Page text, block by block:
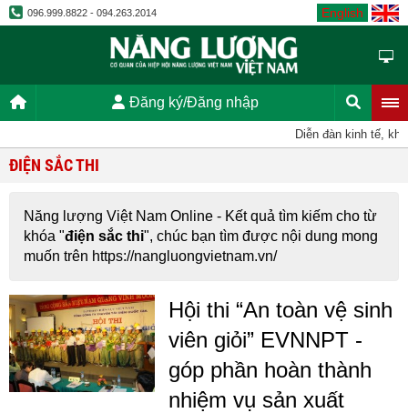
096.999.8822 - 094.263.2014 English
Đăng ký/Đăng nhập
Diễn đàn kinh tế,
ĐIỆN SẮC THI
Năng lượng Việt Nam Online - Kết quả tìm kiếm cho từ
khóa "điện sắc thi", chúc bạn tìm được nội dung mong
muốn trên https://nangluongvietnam.vn/
Hội thi “An toàn vệ sinh
viên giỏi” EVNNPT -
góp phần hoàn thành
nhiệm vụ sản xuất